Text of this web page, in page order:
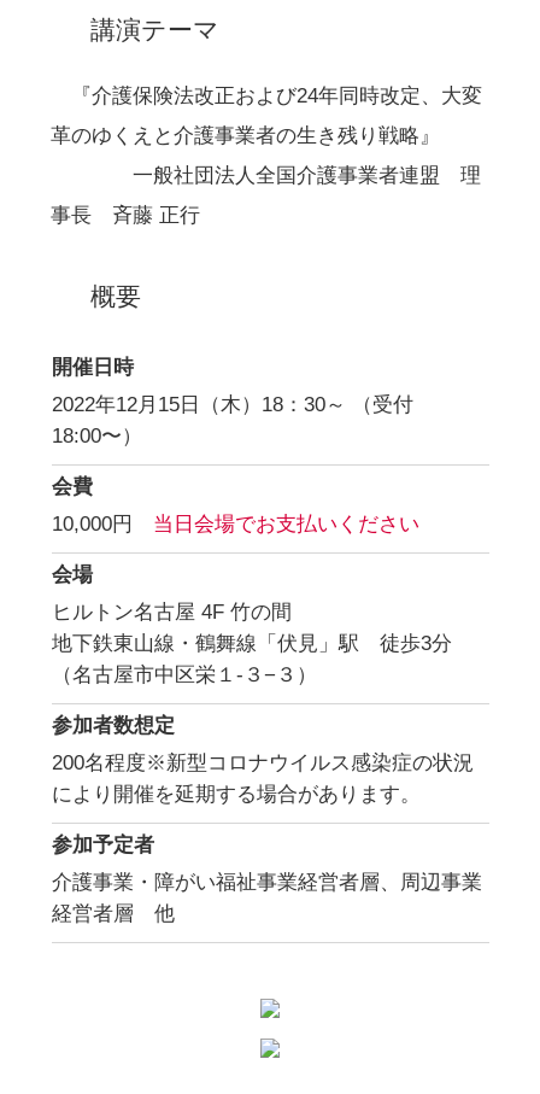
講演テーマ
『介護保険法改正および24年同時改定、大変
革のゆくえと介護事業者の生き残り戦略』
一般社団法人全国介護事業者連盟 理
事長 斉藤 正行
概要
開催日時
2022年12月15日（木）18：30～ （受付
18:00〜）
会費
10,000円 当日会場でお支払いください
会場
ヒルトン名古屋 4F 竹の間
地下鉄東山線・鶴舞線「伏見」駅 徒歩3分
（名古屋市中区栄１-３−３）
参加者数想定
200名程度※新型コロナウイルス感染症の状況
により開催を延期する場合があります。
参加予定者
介護事業・障がい福祉事業経営者層、周辺事業
経営者層 他